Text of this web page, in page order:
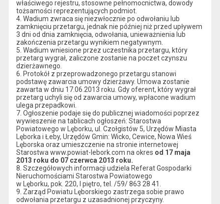
właściwego rejestru, stosowne pełnomocnictwa, dowody
tożsamości reprezentujących podmiot.
4. Wadium zwraca się niezwłocznie po odwołaniu lub
zamknięciu przetargu, jednak nie później niż przed upływem
3 dni od dnia zamknięcia, odwołania, unieważnienia lub
zakończenia przetargu wynikiem negatywnym.
5. Wadium wniesione przez uczestnika przetargu, który
przetarg wygrał, zaliczone zostanie na poczet czynszu
dzierżawnego.
6. Protokół z przeprowadzonego przetargu stanowi
podstawę zawarcia umowy dzierżawy. Umowa zostanie
zawarta w dniu 17.06.2013 roku. Gdy oferent, który wygrał
przetarg uchyli się od zawarcia umowy, wpłacone wadium
ulega przepadkowi.
7. Ogłoszenie podaje się do publicznej wiadomości poprzez
wywieszenie na tablicach ogłoszeń: Starostwa
Powiatowego w Lęborku, ul. Czołgistów 5, Urzędów Miasta
Lęborka i Łeby, Urzędów Gmin: Wicko, Cewice, Nowa Wieś
Lęborska oraz umieszczenie na stronie internetowej
Starostwa www.powiat-lebork.com na okres od 17 maja
2013 roku do 07 czerwca 2013 roku.
8. Szczegółowych informacji udziela Referat Gospodarki
Nieruchomościami Starostwa Powiatowego
w Lęborku, pok. 220, I piętro, tel. /59/ 863 28 41.
9. Zarząd Powiatu Lęborskiego zastrzega sobie prawo
odwołania przetargu z uzasadnionej przyczyny.